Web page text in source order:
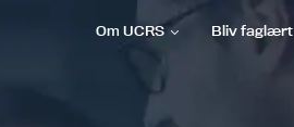
Om UCRS Bliv faglært